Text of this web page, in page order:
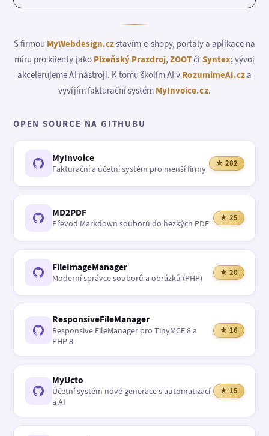
S firmou MyWebdesign.czstavím e-shopy, portály a aplikace na
míru pro klienty jako Plzeňský Prazdroj,ZOOTči Syntex; vývoj
akcelerujeme AI nástroji. K tomu školím AI v RozumimeAI.cza
vyvíjím fakturační systém MyInvoice.cz.
OPEN SOURCE NA GITHUBU
MyInvoice
Fakturační a účetní systém pro menší firmy
★ 282
MD2PDF
Převod Markdown souborů do hezkých PDF
★ 25
FileImageManager
Moderní správce souborů a obrázků (PHP)
★ 20
ResponsiveFileManager
Responsive FileManager pro TinyMCE 8 a
PHP 8
★ 16
MyUcto
Účetní systém nové generace s automatizací
a AI
★ 15